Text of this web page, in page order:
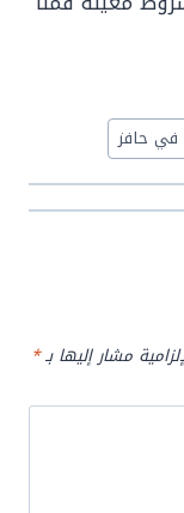
في حافز
مشار إليها بـ*